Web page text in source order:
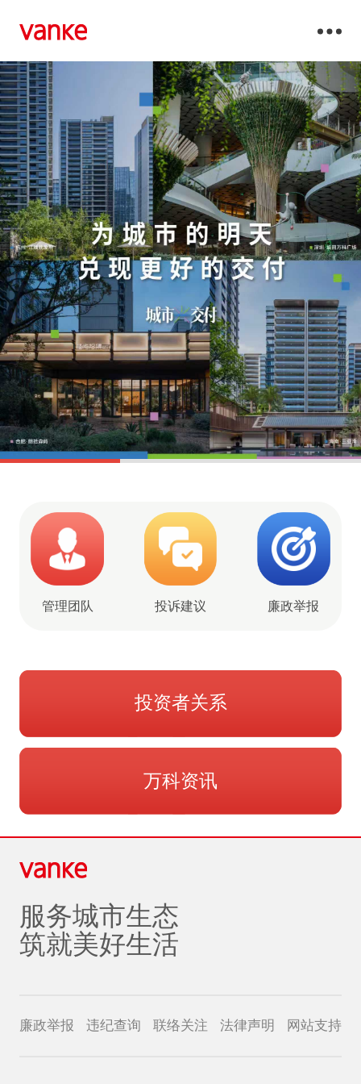
管理团队 投诉建议 廉政举报
投资者关系
万科资讯
服务城市生态
筑就美好生活
廉政举报 违纪查询 联络关注 法律声明 网站支持